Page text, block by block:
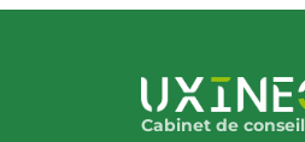
Cabinet de conseil